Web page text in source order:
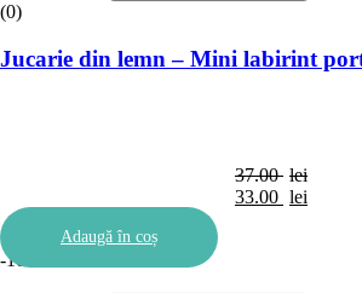
(0)
Jucarie din lemn – Mini labirint
37.00 lei
Prețul
33.00 lei
Adaugă în coș
-10%